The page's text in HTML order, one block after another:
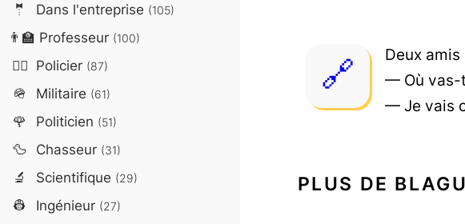
Deux
— Où vas-
— Je vais
PLUS DE
🤵 Dans l'entreprise (105)
👨‍🏫 Professeur (100)
👮‍♂️ Policier (87)
🪖 Militaire (61)
🌹 Politicien (51)
🦆 Chasseur (31)
🔬 Scientifique (29)
👷 Ingénieur (27)